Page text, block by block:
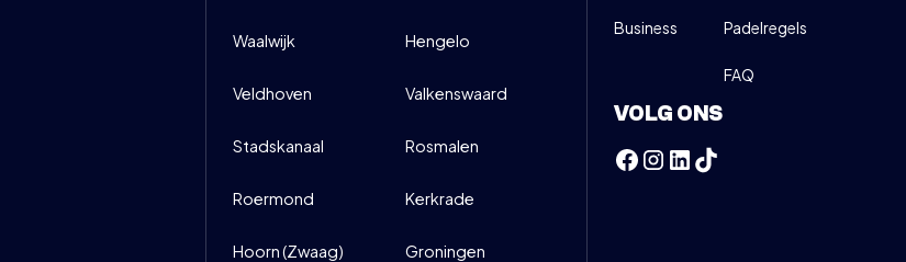
Waalwijk Hengelo
Veldhoven Valkenswaard
Stadskanaal Rosmalen
Roermond Kerkrade
Hoorn (Zwaag)
Groningen
Business Padelregels
FAQ
VOLG ONS